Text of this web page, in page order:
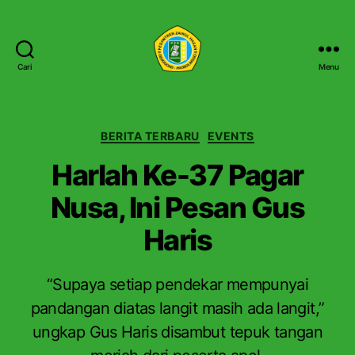
Cari
a
r
e
n
Z
a
n
u
H
Menu
K
g
o
r
i
BERITA TERBARU EVENTS
Harlah Ke-37 Pagar
Nusa, Ini Pesan Gus
Haris
“Supaya setiap pendekar mempunyai
pandangan diatas langit masih ada langit,”
ungkap Gus Haris disambut tepuk tangan